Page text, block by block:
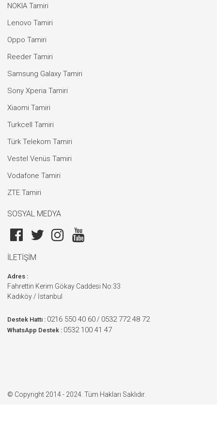
NOKIA Tamiri
Lenovo Tamiri
Oppo Tamiri
Reeder Tamiri
Samsung Galaxy Tamiri
Sony Xperia Tamiri
Xiaomi Tamiri
Turkcell Tamiri
Türk Telekom Tamiri
Vestel Venüs Tamiri
Vodafone Tamiri
ZTE Tamiri
SOSYAL MEDYA
İLETİŞİM
Adres :
Fahrettin Kerim Gökay Caddesi No:33
Kadıköy / İstanbul
Destek Hattı : 0216 550 40 60 / 0532 772 48 72
WhatsApp Destek : 0532 100 41 47
© Copyright 2014 - 2024. Tüm Hakları Saklıdır.